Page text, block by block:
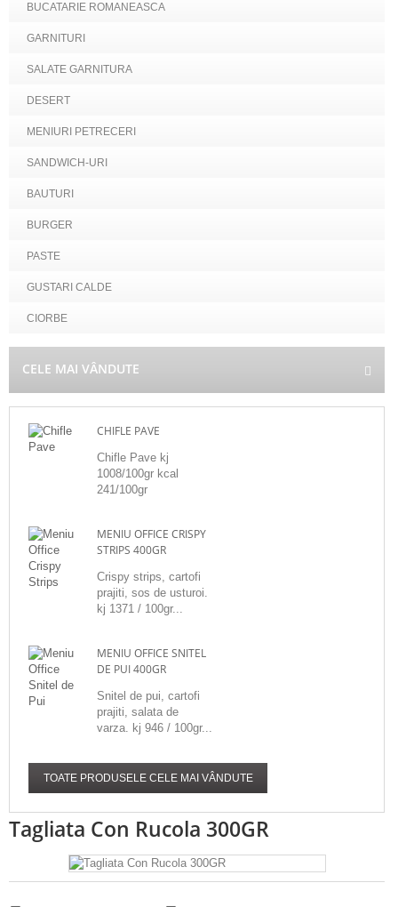
BUCATARIE ROMANEASCA
GARNITURI
SALATE GARNITURA
DESERT
MENIURI PETRECERI
SANDWICH-URI
BAUTURI
BURGER
PASTE
GUSTARI CALDE
CIORBE
CELE MAI VÂNDUTE
CHIFLE PAVE
Chifle Pave kj
1008/100gr kcal
241/100gr
MENIU OFFICE CRISPY
STRIPS 400GR
Crispy strips, cartofi
prajiti, sos de usturoi.
kj 1371 / 100gr...
MENIU OFFICE SNITEL
DE PUI 400GR
Snitel de pui, cartofi
prajiti, salata de
varza. kj 946 / 100gr...
TOATE PRODUSELE CELE MAI VÂNDUTE
Tagliata Con Rucola 300GR